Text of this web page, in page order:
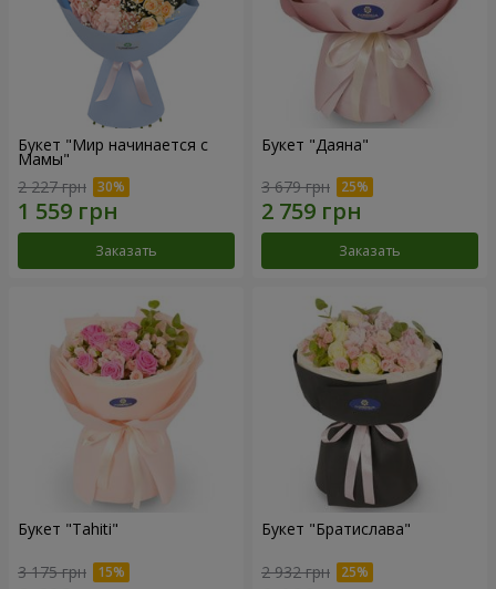
Букет "Мир начинается с
Мамы"
2 227 грн
Заказать
Букет "Даяна"
3 679 грн
Заказать
Букет "Tahiti"
3 175 грн
Букет "Братислава"
2 932 грн